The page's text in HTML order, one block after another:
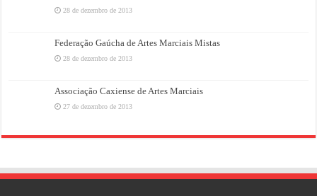
28 de dezembro de 2013
Federação Gaúcha de Artes Marciais Mistas
28 de dezembro de 2013
Associação Caxiense de Artes Marciais
27 de dezembro de 2013